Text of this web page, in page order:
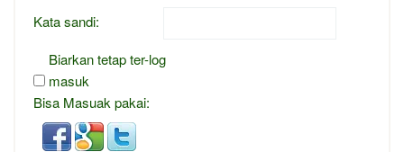
Kata sandi:
Biarkan tetap ter-log
masuk
Bisa Masuak pakai: